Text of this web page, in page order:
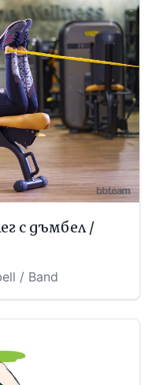
с дъмбел /
/ Band